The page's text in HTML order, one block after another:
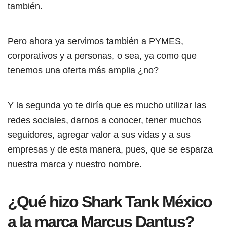
también.
Pero ahora ya servimos también a PYMES,
corporativos y a personas, o sea, ya como que
tenemos una oferta más amplia ¿no?
Y la segunda yo te diría que es mucho utilizar las
redes sociales, darnos a conocer, tener muchos
seguidores, agregar valor a sus vidas y a sus
empresas y de esta manera, pues, que se esparza
nuestra marca y nuestro nombre.
¿Qué hizo Shark Tank México
a la marca Marcus Dantus?